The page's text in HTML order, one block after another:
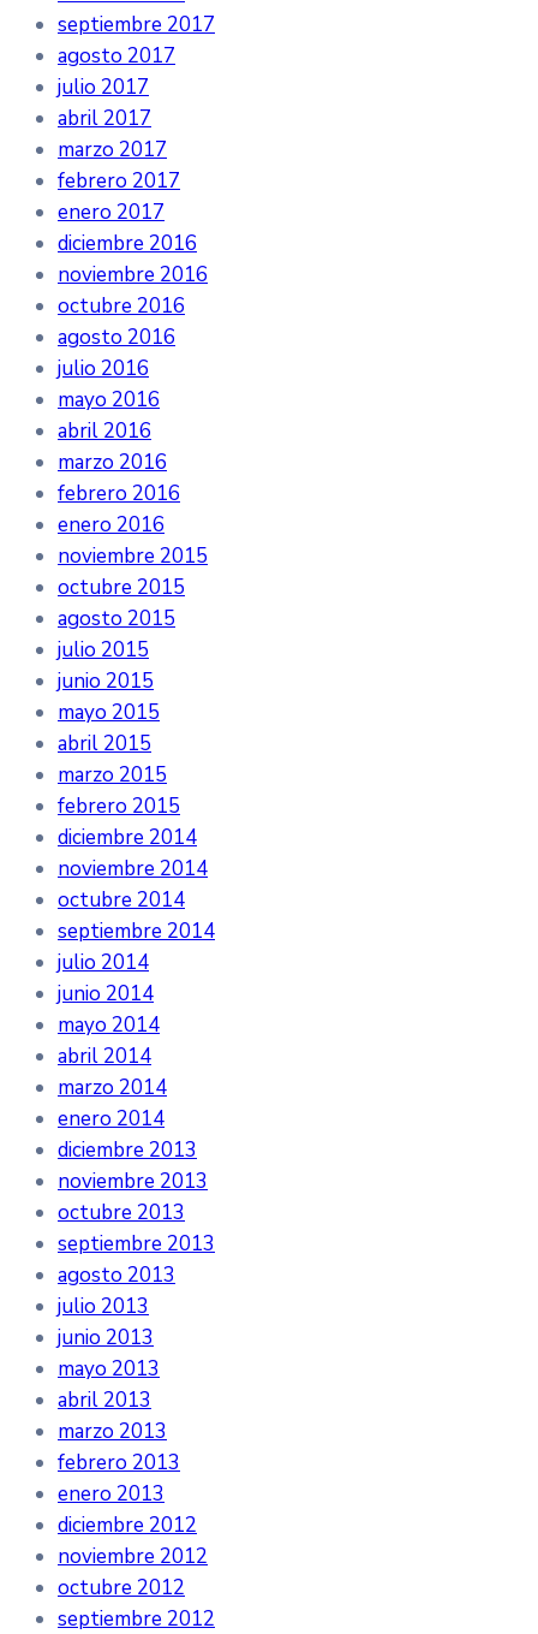
septiembre 2017
agosto 2017
julio 2017
abril 2017
marzo 2017
febrero 2017
enero 2017
diciembre 2016
noviembre 2016
octubre 2016
agosto 2016
julio 2016
mayo 2016
abril 2016
marzo 2016
febrero 2016
enero 2016
noviembre 2015
octubre 2015
agosto 2015
julio 2015
junio 2015
mayo 2015
abril 2015
marzo 2015
febrero 2015
diciembre 2014
noviembre 2014
octubre 2014
septiembre 2014
julio 2014
junio 2014
mayo 2014
abril 2014
marzo 2014
enero 2014
diciembre 2013
noviembre 2013
octubre 2013
septiembre 2013
agosto 2013
julio 2013
junio 2013
mayo 2013
abril 2013
marzo 2013
febrero 2013
enero 2013
diciembre 2012
noviembre 2012
octubre 2012
septiembre 2012